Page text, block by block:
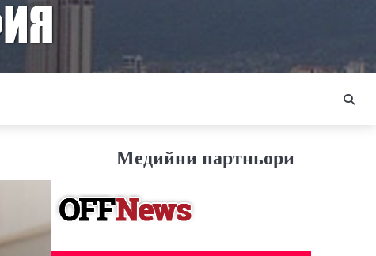
Медийни партньори